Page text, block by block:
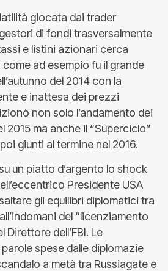
giocata dai trader
di fondi trasversalmente
e listini azionari cerca
ad esempio fu il grande
del 2014 con la
e inattesa dei prezzi
non solo l’andamento dei
2015 ma anche il “Superciclo”
giunti al termine nel 2016.
un piatto d’argento lo shock
Presidente USA
gli equilibri diplomatici tra
del “licenziamento
Direttore dell’FBI. Le
spese dalle diplomazie
a metà tra Russiagate e